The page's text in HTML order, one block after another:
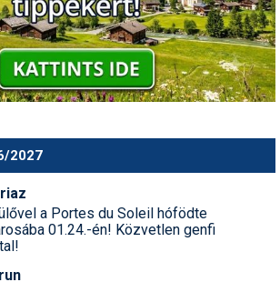
2027
a Portes du Soleil hófödte
01.24.-én! Közvetlen genfi